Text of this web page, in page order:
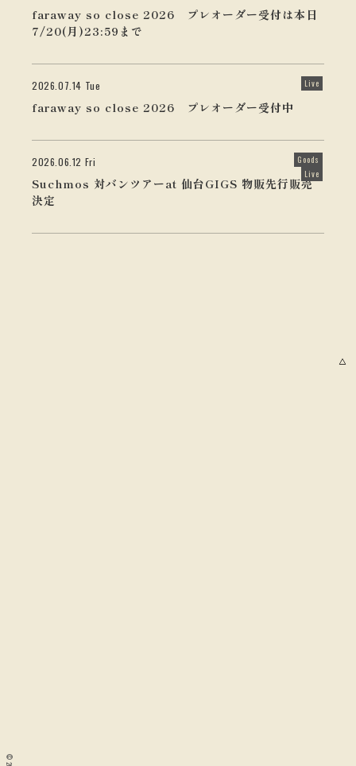
faraway so close 2026 プレオーダー受付は本日
7/20(月)23:59まで
2026.07.14 Tue Live
faraway so close 2026 プレオーダー受付中
2026.06.12 Fri
Goods
Live
Suchmos 対バンツアーat 仙台GIGS 物販先行販売
決定